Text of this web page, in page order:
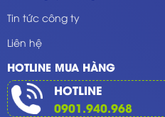
Tin tức công ty
Liên hệ
HOTLINE MUA HÀNG
HOTLINE
0901.940.968